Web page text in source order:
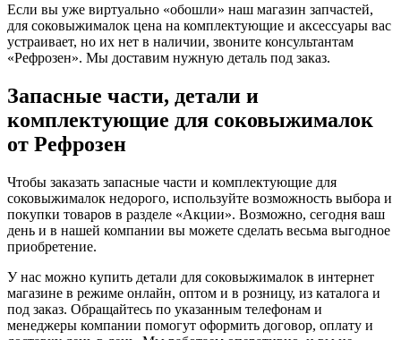
Если вы уже виртуально «обошли» наш магазин запчастей,
для соковыжималок цена на комплектующие и аксессуары вас
устраивает, но их нет в наличии, звоните консультантам
«Рефрозен». Мы доставим нужную деталь под заказ.
Запасные части, детали и
комплектующие для соковыжималок
от Рефрозен
Чтобы заказать запасные части и комплектующие для
соковыжималок недорого, используйте возможность выбора и
покупки товаров в разделе «Акции». Возможно, сегодня ваш
день и в нашей компании вы можете сделать весьма выгодное
приобретение.
У нас можно купить детали для соковыжималок в интернет
магазине в режиме онлайн, оптом и в розницу, из каталога и
под заказ. Обращайтесь по указанным телефонам и
менеджеры компании помогут оформить договор, оплату и